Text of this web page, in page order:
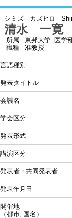
シミズ カズヒロ
清水 一寛
所属
東邦大学 医学
職種
准教授
言語種別
発表タイトル
会議名
学会区分
発表形式
講演区分
発表者・共同発表者
発表年月日
開催地
（都市, 国名）